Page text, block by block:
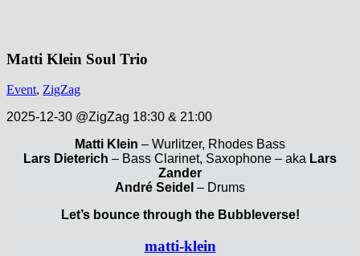
Matti Klein Soul Trio
Event, ZigZag
2025-12-30 @ZigZag 18:30 & 21:00
Matti Klein – Wurlitzer, Rhodes Bass
Lars Dieterich – Bass Clarinet, Saxophone – aka Lars
Zander
André Seidel – Drums
Let’s bounce through the Bubbleverse!
matti-klein